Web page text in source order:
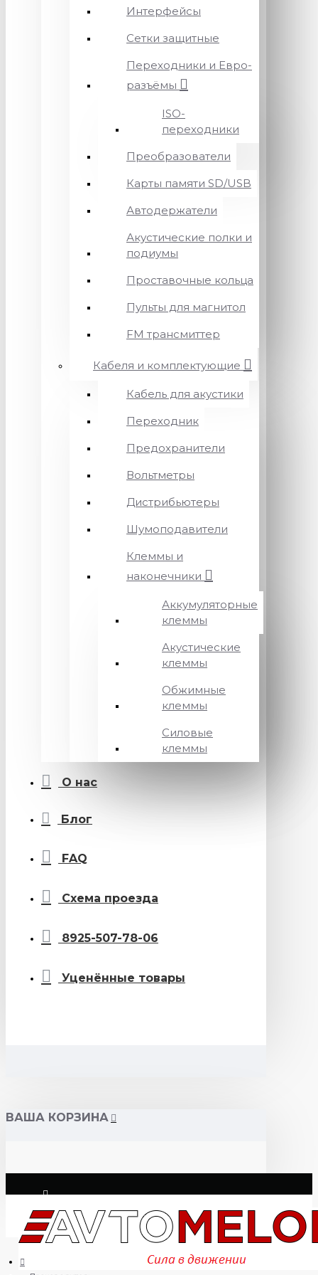
Интерфейсы
Сетки защитные
Переходники и Евро-
разъёмы
ISO-
переходники
Преобразователи
Карты памяти SD/USB
Автодержатели
Акустические полки и
подиумы
Проставочные кольца
Пульты для магнитол
FM трансмиттер
Кабеля и комплектующие
Кабель для акустики
Переходник
Предохранители
Вольтметры
Дистрибьютеры
Шумоподавители
Клеммы и
наконечники
Аккумуляторные
клеммы
Акустические
клеммы
Обжимные
клеммы
Силовые
клеммы
О нас
Блог
FAQ
Схема проезда
8925-507-78-06
Уценённые товары
ВАША КОРЗИНА
Логин
Регистрация